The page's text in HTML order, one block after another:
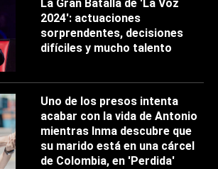
La Gran Batalla de 'La Voz
2024': actuaciones
sorprendentes, decisiones
difíciles y mucho talento
Uno de los presos intenta
acabar con la vida de Antonio
mientras Inma descubre que
su marido está en una cárcel
de Colombia, en 'Perdida'